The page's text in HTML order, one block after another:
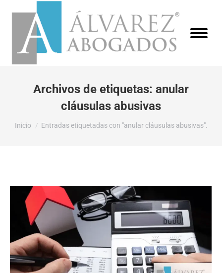
Archivos de etiquetas: anular
cláusulas abusivas
Estás aquí:
Inicio Entradas etiquetadas con "anular cláusulas abusivas".